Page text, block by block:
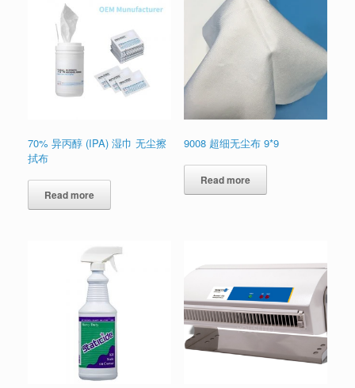
70% 异丙醇 (IPA) 湿巾 无尘擦
拭布
Read more
9008 超细无尘布 9*9
Read more